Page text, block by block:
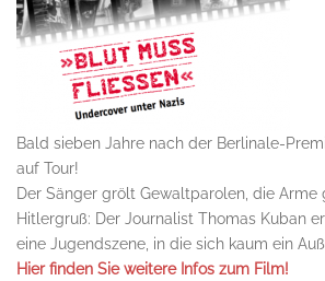
Bald sieben Jahre nach der Berlinale-
auf Tour!
Der Sänger grölt Gewaltparolen, die Arme
Hitlergruß: Der Journalist Thomas Kuban
eine Jugendszene, in die sich kaum ein
Hier finden Sie weitere Infos zum Film!